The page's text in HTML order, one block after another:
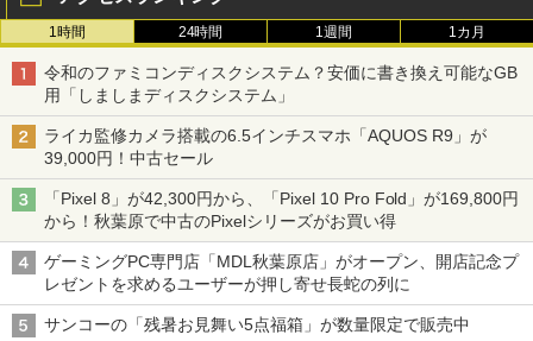
1時間 24時間 1週間 1カ月
令和のファミコンディスクシステム？安価に書き換え可能なGB
用「しましまディスクシステム」
ライカ監修カメラ搭載の6.5インチスマホ「AQUOS R9」が
39,000円！中古セール
「Pixel 8」が42,300円から、「Pixel 10 Pro Fold」が169,800円
から！秋葉原で中古のPixelシリーズがお買い得
ゲーミングPC専門店「MDL秋葉原店」がオープン、開店記念プ
レゼントを求めるユーザーが押し寄せ長蛇の列に
サンコーの「残暑お見舞い5点福箱」が数量限定で販売中